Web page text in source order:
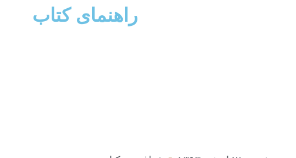
راهنمای کتاب